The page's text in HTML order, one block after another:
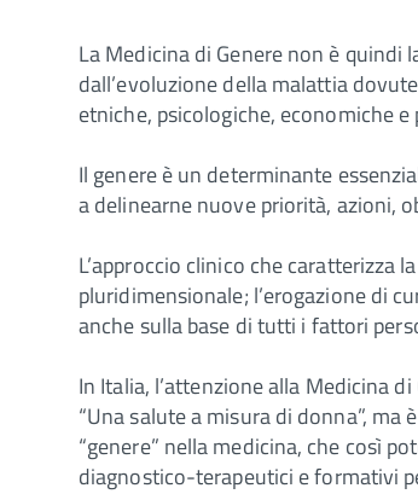
La Medicina di Genere non è quindi
dall’evoluzione della malattia
etniche, psicologiche, economiche e
Il genere è un determinante
a delinearne nuove priorità, azioni,
L’approccio clinico che caratterizza
pluridimensionale; l’erogazione di
anche sulla base di tutti i fattori
In Italia, l’attenzione alla Medicina
“Una salute a misura di donna”,
“genere” nella medicina, che così
diagnostico-terapeutici e formativi